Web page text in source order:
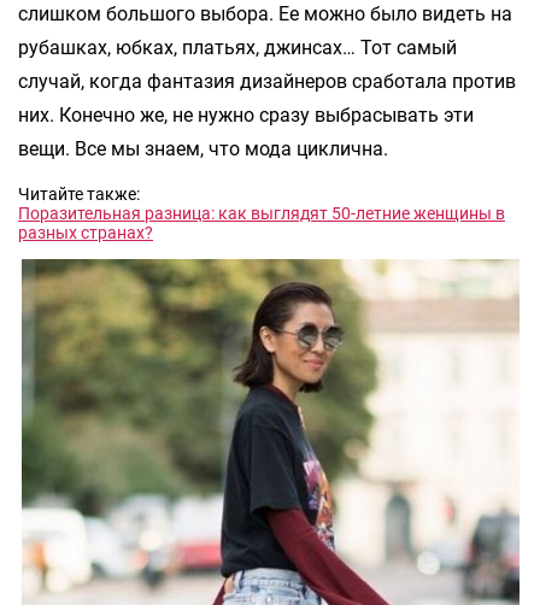
слишком большого выбора. Ее можно было видеть на
рубашках, юбках, платьях, джинсах… Тот самый
случай, когда фантазия дизайнеров сработала против
них. Конечно же, не нужно сразу выбрасывать эти
вещи. Все мы знаем, что мода циклична.
Читайте также:
Поразительная разница: как выглядят 50-летние женщины в
разных странах?